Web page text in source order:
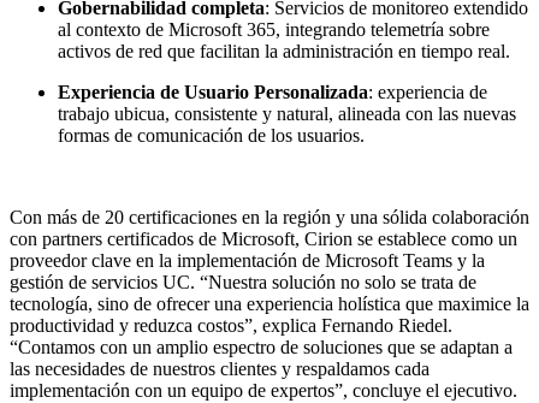
Gobernabilidad completa: Servicios de monitoreo extendido
al contexto de Microsoft 365, integrando telemetría sobre
activos de red que facilitan la administración en tiempo real.
Experiencia de Usuario Personalizada: experiencia de
trabajo ubicua, consistente y natural, alineada con las nuevas
formas de comunicación de los usuarios.
Con más de 20 certificaciones en la región y una sólida colaboración
con partners certificados de Microsoft, Cirion se establece como un
proveedor clave en la implementación de Microsoft Teams y la
gestión de servicios UC. “Nuestra solución no solo se trata de
tecnología, sino de ofrecer una experiencia holística que maximice la
productividad y reduzca costos”, explica Fernando Riedel.
“Contamos con un amplio espectro de soluciones que se adaptan a
las necesidades de nuestros clientes y respaldamos cada
implementación con un equipo de expertos”, concluye el ejecutivo.